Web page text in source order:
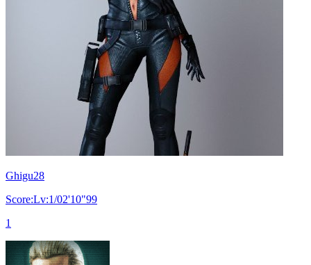
Ghigu28
Score:Lv:1/02'10"99
1